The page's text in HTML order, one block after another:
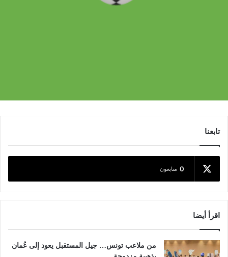
تابعنا
0 متابعون
اقرأ أيضا
من ملاعب تونس… جيل المستقبل يعود إلى عُمان